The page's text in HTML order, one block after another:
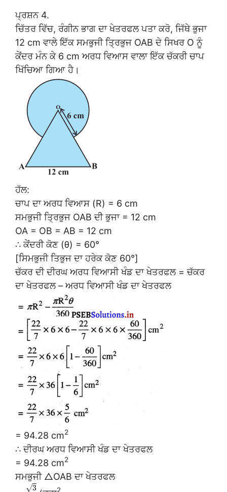
ਪ੍ਰਸ਼ਨ 4.
ਚਿੱਤਰ ਵਿੱਚ, ਰੰਗੀਨ ਭਾਗ ਦਾ ਖੇਤਰਫਲ ਪਤਾ ਕਰੋ, ਜਿੱਥੇ ਭੁਜਾ
12 cm ਵਾਲੇ ਇੱਕ ਸਮਭੁਜੀ ਤ੍ਰਿਭੁਜ OAB ਦੇ ਸਿਖਰ O ਨੂੰ
ਕੇਂਦਰ ਮੰਨ ਕੇ 6 cm ਅਰਧ ਵਿਆਸ ਵਾਲਾ ਇੱਕ ਚੱਕਰੀ ਚਾਪ
ਖਿੱਚਿਆ ਗਿਆ ਹੈ।
ਹੱਲ:
ਚਾਪ ਦਾ ਅਰਧ ਵਿਆਸ (R) = 6 cm
ਸਮਭੁਜੀ ਤ੍ਰਿਭੁਜ OAB ਦੀ ਭੁਜਾ = 12 cm
OA = OB = AB = 12 cm
∴ ਕੇਂਦਰੀ ਕੋਣ (θ) = 60°
[ਸਿਮਭੁਜੀ ਤਿਭੁਜ ਦਾ ਹਰੇਕ ਕੋਣ 60°]
ਚੱਕਰ ਦੀ ਦੀਰਘ ਅਰਧ ਵਿਆਸੀ ਖੰਡ ਦਾ ਖੇਤਰਫਲ = ਚੱਕਰ
ਦਾ ਖੇਤਰਫਲ – ਅਰਧ ਵਿਆਸੀ ਖੰਡ ਦਾ ਖੇਤਰਫਲ
= 94.28 cm2
∴ ਦੀਰਘ ਅਰਧ ਵਿਆਸੀ ਖੰਡ ਦਾ ਖੇਤਰਫਲ
= 94.28 cm2
ਸਮਭੁਜੀ △OAB ਦਾ ਖੇਤਰਫਲ
3
√
2